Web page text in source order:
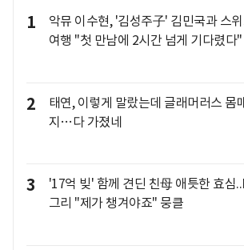
1
악뮤 이수현, '김성주子' 김민국과 스
여행 "첫 만남에 2시간 넘게 기다렸다"
2
태연, 이렇게 말랐는데 글래머러스 몸
지…다 가졌네
3
'17억 빚' 함께 견딘 친母 애틋한 효심
그리 "제가 챙겨야죠" 뭉클